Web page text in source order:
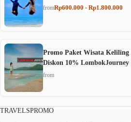
fromRp600.000 - Rp1.800.000
Promo Paket Wisata
Diskon 10% LombokJourney
from
TRAVELSPROMO